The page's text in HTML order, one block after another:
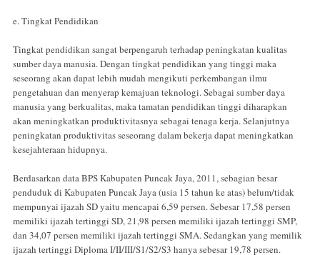
e. Tingkat Pendidikan
Tingkat pendidikan sangat berpengaruh terhadap peningkatan kualitas
sumber daya manusia. Dengan tingkat pendidikan yang tinggi maka
seseorang akan dapat lebih mudah mengikuti perkembangan ilmu
pengetahuan dan menyerap kemajuan teknologi. Sebagai sumber daya
manusia yang berkualitas, maka tamatan pendidikan tinggi diharapkan
akan meningkatkan produktivitasnya sebagai tenaga kerja. Selanjutnya
peningkatan produktivitas seseorang dalam bekerja dapat meningkatkan
kesejahteraan hidupnya.
Berdasarkan data BPS Kabupaten Puncak Jaya, 2011, sebagian besar
penduduk di Kabupaten Puncak Jaya (usia 15 tahun ke atas) belum/tidak
mempunyai ijazah SD yaitu mencapai 6,59 persen. Sebesar 17,58 persen
memiliki ijazah tertinggi SD, 21,98 persen memiliki ijazah tertinggi SMP,
dan 34,07 persen memiliki ijazah tertinggi SMA. Sedangkan yang memilik
ijazah tertinggi Diploma I/II/III/S1/S2/S3 hanya sebesar 19,78 persen.